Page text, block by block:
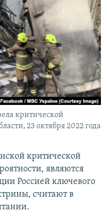
критической
23 октября 2022 года
критической
являются
Россией ключевого
считают в